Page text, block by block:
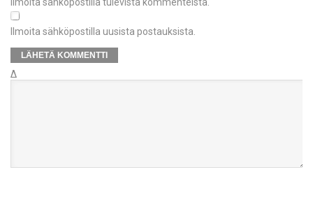
Ilmoita sähköpostilla uusista postauksista.
Δ